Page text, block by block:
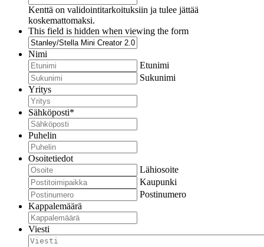
Kenttä on validointitarkoituksiin ja tulee jättää
koskemattomaksi.
This field is hidden when viewing the form
Nimi
Etunimi
Sukunimi
Yritys
Sähköposti*
Puhelin
Osoitetiedot
Lähiosoite
Kaupunki
Postinumero
Kappalemäärä
Viesti